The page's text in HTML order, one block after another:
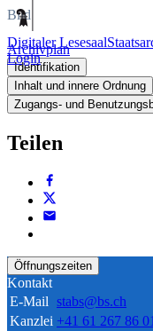
Digitaler Lesesaal
Login
Bild
Archivplan
Identifikation
Inhalt und innere Ordnung
Zugangs- und
Teilen
Öffnungszeiten
Kontakt
E-Mail stabs@bs.ch
Kanzlei +41 61 267 86 01